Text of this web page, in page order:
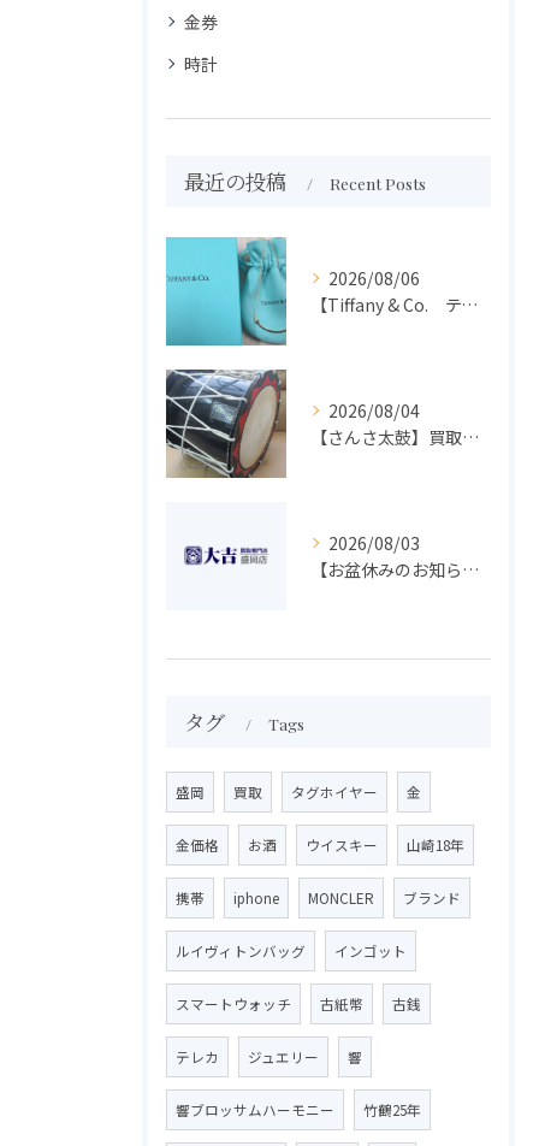
金券
時計
最近の投稿 Recent Posts
2026/08/06
【Tiffany & Co. ティファニー】買取 大吉盛岡店 アクセサリー買取しました！！
2026/08/04
【さんさ太鼓】買取 大吉盛岡店 楽器 買取します！！
2026/08/03
【お盆休みのお知らせ】買取専門 大吉 盛岡店
タグ Tags
盛岡 買取 タグホイヤー 金
金価格 お酒 ウイスキー 山崎18年
携帯 iphone MONCLER ブランド
ルイヴィトンバッグ インゴット
スマートウォッチ 古紙幣 古銭
テレカ ジュエリー 響
響ブロッサムハーモニー 竹鶴25年